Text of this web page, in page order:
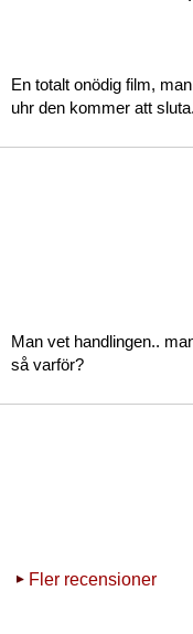
En totalt onödig film,
uhr den kommer att
Man vet handlingen..
så varför?
Fler recensioner